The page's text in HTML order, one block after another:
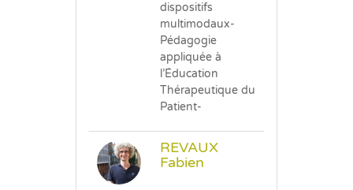
dispositifs
multimodaux-
Pédagogie
appliquée à
l’Éducation
Thérapeutique du
Patient-
REVAUX
Fabien